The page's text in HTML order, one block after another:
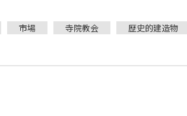
市場 寺院教会
歴史的建造物